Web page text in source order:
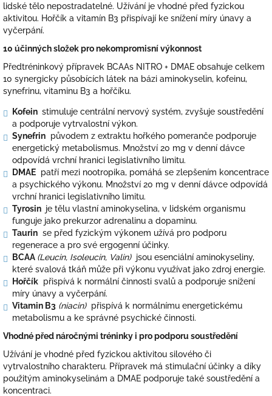
lidské tělo nepostradatelné. Užívání je vhodné před fyzickou
aktivitou. Hořčík a vitamín B3 přispívají ke snížení míry únavy a
vyčerpání.
10 účinných složek pro nekompromisní výkonnost
Předtréninkový přípravek BCAAs NITRO + DMAE obsahuje celkem
10 synergicky působících látek na bázi aminokyselin, kofeinu,
synefrinu, vitaminu B3 a hořčíku.
Kofein stimuluje centrální nervový systém, zvyšuje soustředění
a podporuje vytrvalostní výkon.
Synefrin původem z extraktu hořkého pomeranče podporuje
energetický metabolismus. Množství 20 mg v denní dávce
odpovídá vrchní hranici legislativního limitu.
DMAE patří mezi nootropika, pomáhá se zlepšením koncentrace
a psychického výkonu. Množství 20 mg v denní dávce odpovídá
vrchní hranici legislativního limitu.
Tyrosin je tělu vlastní aminokyselina, v lidském organismu
funguje jako prekurzor adrenalinu a dopaminu.
Taurin se před fyzickým výkonem užívá pro podporu
regenerace a pro své ergogenní účinky.
BCAA (Leucin, Isoleucin, Valin) jsou esenciální aminokyseliny,
které svalová tkáň může při výkonu využívat jako zdroj energie.
Hořčík přispívá k normální činnosti svalů a podporuje snížení
míry únavy a vyčerpání.
Vitamin B3 (niacin) přispívá k normálnímu energetickému
metabolismu a ke správné psychické činnosti.
Vhodné před náročnými tréninky i pro podporu soustředění
Užívání je vhodné před fyzickou aktivitou silového či
vytrvalostního charakteru. Přípravek má stimulační účinky a díky
použitým aminokyselinám a DMAE podporuje také soustředění a
koncentraci.